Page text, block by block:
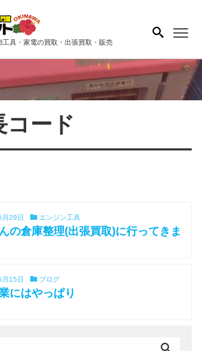
具・家電の買取・出張買取・販売
コード
29日 エンジン工具
の倉庫整理(出張買取)に行ってきま
15日 ブログ
にはやっぱり